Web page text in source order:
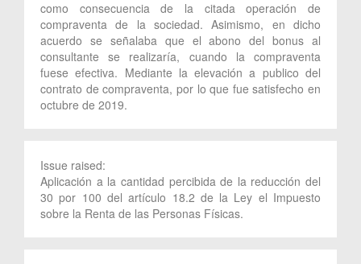
como consecuencia de la citada operación de
compraventa de la sociedad. Asimismo, en dicho
acuerdo se señalaba que el abono del bonus al
consultante se realizaría, cuando la compraventa
fuese efectiva. Mediante la elevación a publico del
contrato de compraventa, por lo que fue satisfecho en
octubre de 2019.
Issue raised:
Aplicación a la cantidad percibida de la reducción del
30 por 100 del artículo 18.2 de la Ley el Impuesto
sobre la Renta de las Personas Físicas.